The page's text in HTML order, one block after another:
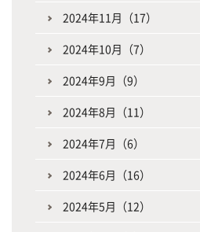
2024年11月（17）
2024年10月（7）
2024年9月（9）
2024年8月（11）
2024年7月（6）
2024年6月（16）
2024年5月（12）